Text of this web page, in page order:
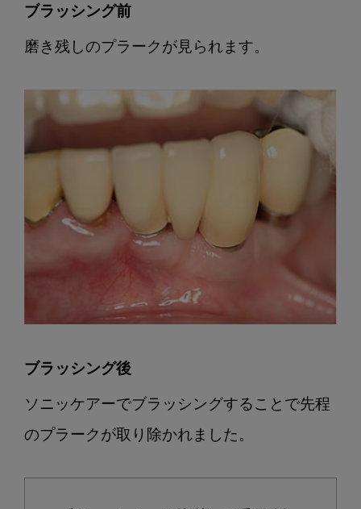
ブラッシング前
磨き残しのプラークが見られます。
ブラッシング後
ソニッケアーでブラッシングすることで先程
のプラークが取り除かれました。